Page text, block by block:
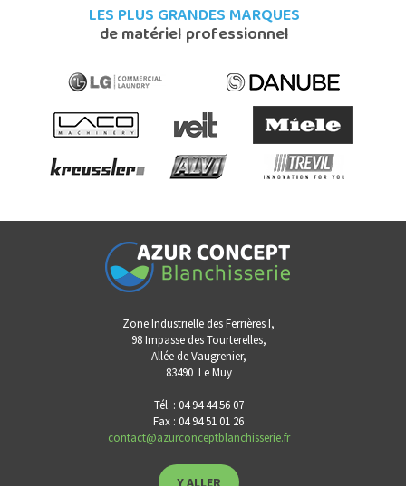
LES PLUS GRANDES MARQUES
de matériel professionnel
Zone Industrielle des Ferrières I,
98 Impasse des Tourterelles,
Allée de Vaugrenier,
83490 Le Muy
Tél. : 04 94 44 56 07
Fax : 04 94 51 01 26
contact@azurconceptblanchisserie.fr
Y ALLER